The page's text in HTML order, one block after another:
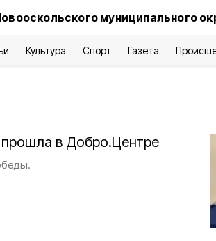
муниципального
Культура Спорт Газета
в Добро.Центре